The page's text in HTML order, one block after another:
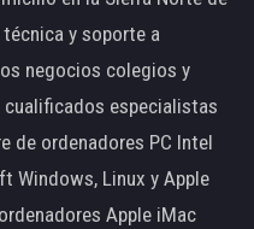
y soporte a
negocios colegios y
especialistas
de ordenadores PC Intel
Windows, Linux y Apple
Apple iMac